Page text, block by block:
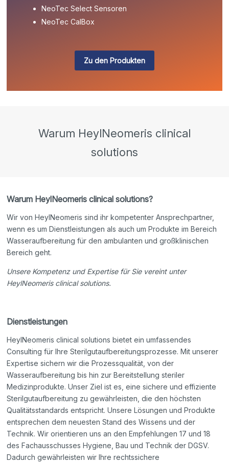
NeoTec Select Sensoren
NeoTec CalBox
Zu den Produkten
Warum HeylNeomeris clinical
solutions
Warum HeylNeomeris clinical solutions?
Wir von HeylNeomeris sind ihr kompetenter Ansprechpartner,
wenn es um Dienstleistungen als auch um Produkte im Bereich
Wasseraufbereitung für den ambulanten und großklinischen
Bereich geht.
Unsere Kompetenz und Expertise für Sie vereint unter
HeylNeomeris clinical solutions.
Dienstleistungen
HeylNeomeris clinical solutions bietet ein umfassendes
Consulting für Ihre Sterilgutaufbereitungsprozesse. Mit unserer
Expertise sichern wir die Prozessqualität, von der
Wasseraufbereitung bis hin zur Bereitstellung steriler
Medizinprodukte. Unser Ziel ist es, eine sichere und effiziente
Sterilgutaufbereitung zu gewährleisten, die den höchsten
Qualitätsstandards entspricht. Unsere Lösungen und Produkte
entsprechen dem neuesten Stand des Wissens und der
Technik. Wir orientieren uns an den Empfehlungen 17 und 18
des Fachausschusses Hygiene, Bau und Technik der DGSV.
Dadurch gewährleisten wir Ihre rechtssichere